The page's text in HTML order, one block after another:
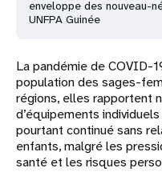
enveloppe des nouveau-
UNFPA Guinée
La pandémie de COVID-
population des sages-
régions, elles rapportent
d’équipements
pourtant continué sans
enfants, malgré les
santé et les risques